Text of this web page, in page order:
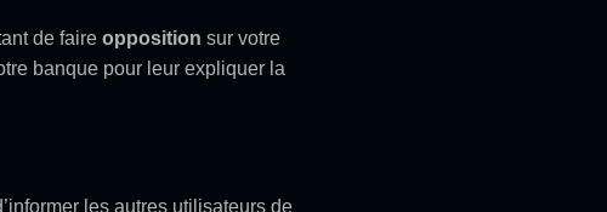
de faire opposition sur votre
banque pour leur expliquer la
les autres utilisateurs de